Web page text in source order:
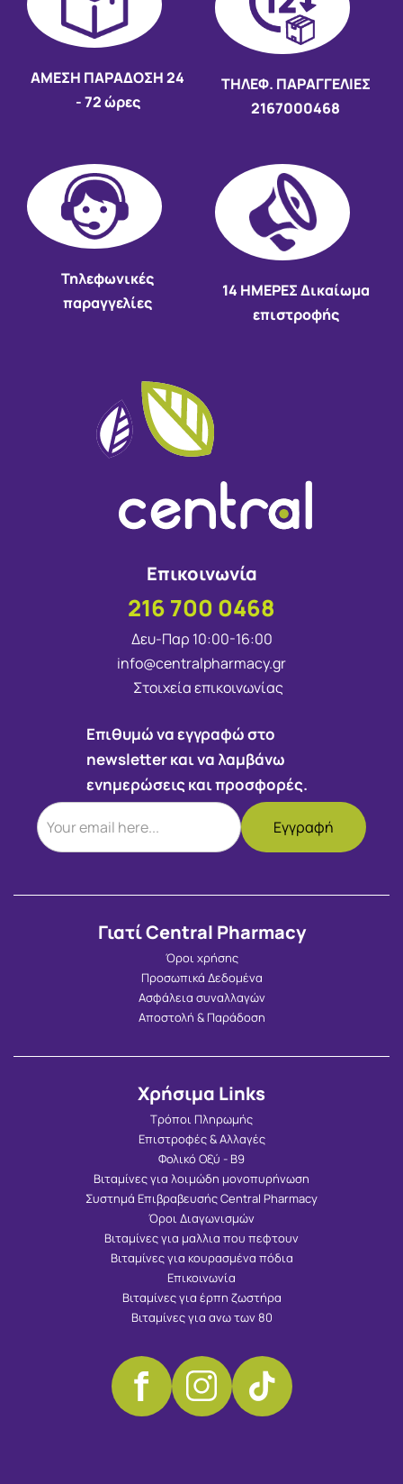
AMEΣΗ ΠΑΡΑΔΟΣΗ24
- 72 ώρες
ΤΗΛΕΦ. ΠΑΡΑΓΓΕΛΙΕΣ
2167000468
Τηλεφωνικές
παραγγελίες
14 HMEΡΕΣ Δικαίωμα
επιστροφής
Επικοινωνία
216 700 0468
Δευ-Παρ 10:00-16:00
info@centralpharmacy.gr
Στοιχεία επικοινωνίας
Επιθυμώ να εγγραφώ στο
newsletter και να λαμβάνω
ενημερώσεις και προσφορές.
Γιατί Central Pharmacy
Όροι χρήσης
Προσωπικά Δεδομένα
Ασφάλεια συναλλαγών
Αποστολή & Παράδοση
Χρήσιμα Links
Τρόποι Πληρωμής
Επιστροφές & Αλλαγές
Φολικό Οξύ - Β9
Βιταμίνες για λοιμώδη μονοπυρήνωση
Συστημά Επιβραβευσής Central Pharmacy
Όροι Διαγωνισμών
Βιταμίνες για μαλλια που πεφτουν
Βιταμίνες για κουρασμένα πόδια
Επικοινωνία
Βιταμίνες για έρπη ζωστήρα
Βιταμίνες για ανω των 80